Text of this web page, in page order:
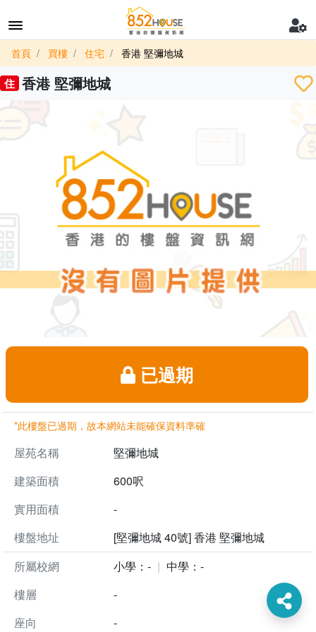
首頁 買樓 住宅 香港 堅彌地城
住 香港 堅彌地城
已過期
*此樓盤已過期，故本網站未能確保資料準確
屋苑名稱
堅彌地城
建築面積
600呎
實用面積
-
樓盤地址
[堅彌地城 40號] 香港 堅彌地城
所屬校網
小學：-
中學：-
樓層
-
座向
-